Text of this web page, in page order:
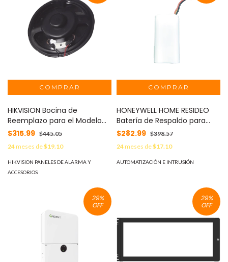
HIKVISION Bocina de
Reemplazo para el Modelo
DS-PEA121 MOD: 103100190
$315.99 $445.05
24meses de$19.10
HIKVISION PANELES DE ALARMA Y
ACCESORIOS
HONEYWELL HOME RESIDEO
Batería de Respaldo para
PROA7M y PROA7PLUS MOD:
$282.99 $398.57
24meses de$17.10
AUTOMATIZACIÓN E INTRUSIÓN
29%
OFF
29%
OFF